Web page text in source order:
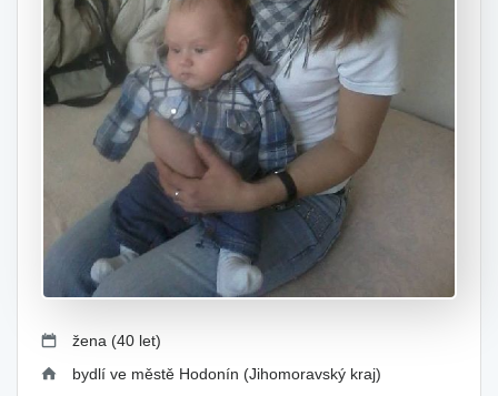
žena (40 let)
bydlí ve městě Hodonín (Jihomoravský kraj)